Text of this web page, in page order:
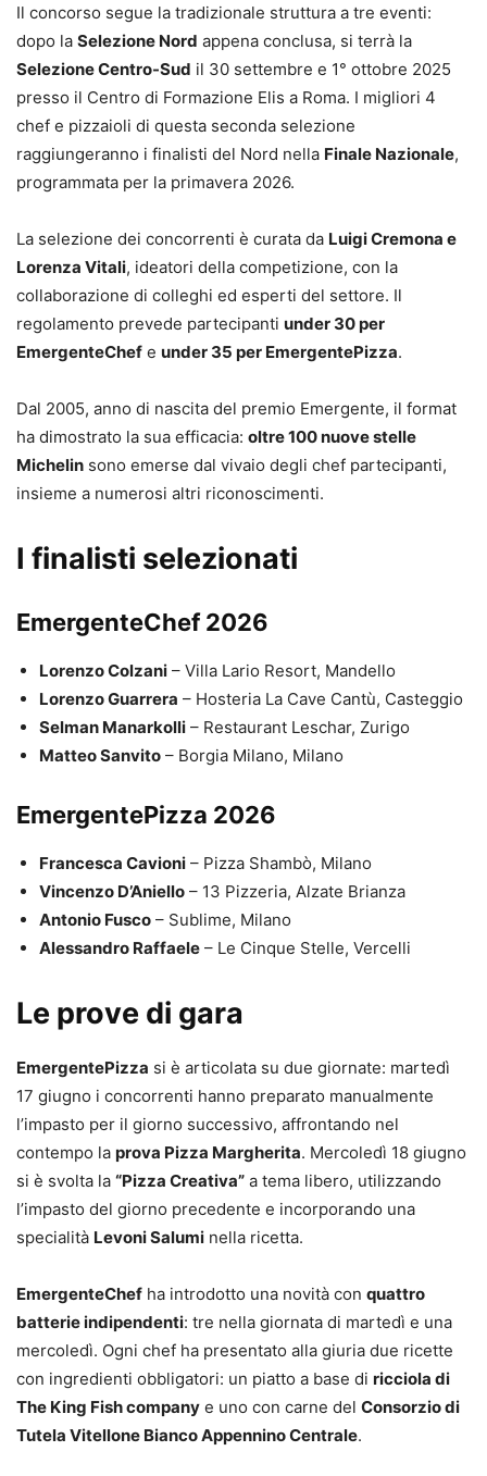
Il concorso segue la tradizionale struttura a tre eventi:
dopo la Selezione Nord appena conclusa, si terrà la
Selezione Centro-Sud il 30 settembre e 1° ottobre 2025
presso il Centro di Formazione Elis a Roma. I migliori 4
chef e pizzaioli di questa seconda selezione
raggiungeranno i finalisti del Nord nella Finale Nazionale,
programmata per la primavera 2026.
La selezione dei concorrenti è curata da Luigi Cremona e
Lorenza Vitali, ideatori della competizione, con la
collaborazione di colleghi ed esperti del settore. Il
regolamento prevede partecipanti under 30 per
EmergenteChef e under 35 per EmergentePizza.
Dal 2005, anno di nascita del premio Emergente, il format
ha dimostrato la sua efficacia: oltre 100 nuove stelle
Michelin sono emerse dal vivaio degli chef partecipanti,
insieme a numerosi altri riconoscimenti.
I finalisti selezionati
EmergenteChef 2026
Lorenzo Colzani – Villa Lario Resort, Mandello
Lorenzo Guarrera – Hosteria La Cave Cantù, Casteggio
Selman Manarkolli – Restaurant Leschar, Zurigo
Matteo Sanvito – Borgia Milano, Milano
EmergentePizza 2026
Francesca Cavioni – Pizza Shambò, Milano
Vincenzo D’Aniello – 13 Pizzeria, Alzate Brianza
Antonio Fusco – Sublime, Milano
Alessandro Raffaele – Le Cinque Stelle, Vercelli
Le prove di gara
EmergentePizza si è articolata su due giornate: martedì
17 giugno i concorrenti hanno preparato manualmente
l’impasto per il giorno successivo, affrontando nel
contempo la prova Pizza Margherita. Mercoledì 18 giugno
si è svolta la “Pizza Creativa” a tema libero, utilizzando
l’impasto del giorno precedente e incorporando una
specialità Levoni Salumi nella ricetta.
EmergenteChef ha introdotto una novità con quattro
batterie indipendenti: tre nella giornata di martedì e una
mercoledì. Ogni chef ha presentato alla giuria due ricette
con ingredienti obbligatori: un piatto a base di ricciola di
The King Fish company e uno con carne del Consorzio di
Tutela Vitellone Bianco Appennino Centrale.